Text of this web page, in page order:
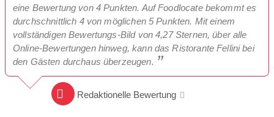
eine Bewertung von 4 Punkten. Auf Foodlocate bekommt es
durchschnittlich 4 von möglichen 5 Punkten. Mit einem
vollständigen Bewertungs-Bild von 4,27 Sternen, über alle
Online-Bewertungen hinweg, kann das Ristorante Fellini bei
den Gästen durchaus überzeugen.
Redaktionelle Bewertung